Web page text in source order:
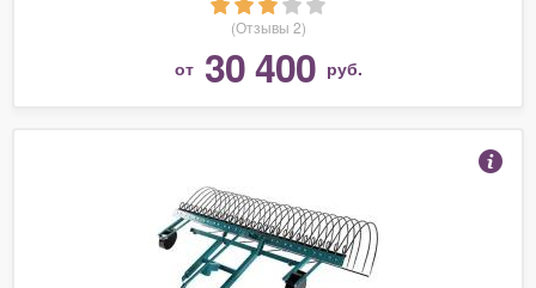
(Отзывы 2)
от 30 400 руб.